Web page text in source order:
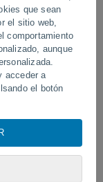
que sean
el sitio web,
comportamiento
aunque
acceder a
el botón
similares para
como su
tornado azota Piraí